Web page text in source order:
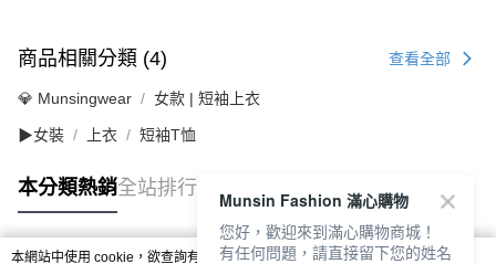
商品相關分類 (4) 查看全部
💎 Munsingwear 女款 | 短袖上衣
▶女裝 上衣 短袖T恤
本分類熱銷全站排行
本網站中使用 cookie，欲查詢有關本網站使用 cookie 方式之詳情，及若您不希
Munsin Fashion 滿心購物
您好，歡迎來到滿心購物商城！
有任何問題，請直接留下您的姓名